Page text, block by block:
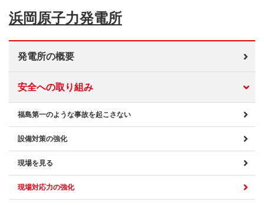
浜岡原子力発電所
発電所の概要
安全への取り組み
福島第一のような事故を起こさない
設備対策の強化
現場を見る
現場対応力の強化